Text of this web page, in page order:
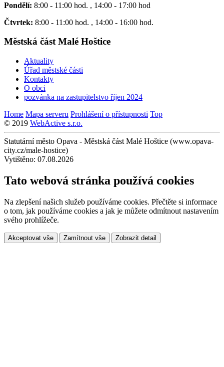
Pondělí: 8:00 - 11:00 hod. , 14:00 - 17:00 hod
Čtvrtek: 8:00 - 11:00 hod. , 14:00 - 16:00 hod.
Městská část Malé Hoštice
Aktuality
Úřad městské části
Kontakty
O obci
pozvánka na zastupitelstvo říjen 2024
Home Mapa serveru Prohlášení o přístupnosti Top
© 2019 WebActive s.r.o.
Statutární město Opava - Městská část Malé Hoštice (www.opava-
city.cz/male-hostice)
Vytištěno: 07.08.2026
Tato webová stránka používá cookies
Na zlepšení našich služeb používáme cookies. Přečtěte si informace
o tom, jak používáme cookies a jak je můžete odmítnout nastavením
svého prohlížeče.
Akceptovat vše Zamítnout vše Zobrazit detail